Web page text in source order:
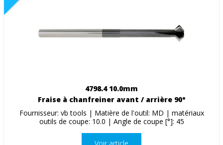
4798.4 10.0mm
Fraise à chanfreiner avant / arrière 90°
Fournisseur: vb tools | Matière de l'outil: MD | matériaux
outils de coupe: 10.0 | Angle de coupe [°]: 45
Voir article